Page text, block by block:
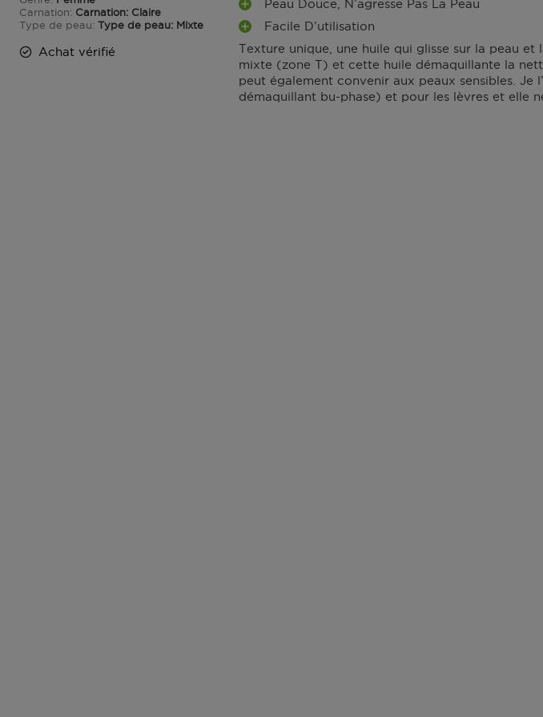
Texture unique, une huile qui glisse sur la peau
mixte (zone T) et cette huile démaquillante la
peut également convenir aux peaux sensibles. Je
démaquillant bu-phase) et pour les lèvres et elle
V
A
N
T
A
G
E
A
V
A
A
Peau Douce, N’agresse Pas La Peau
A
V
A
N
T
Facile D’utilisation
N
V
É
N
Carnation
Carnation: Claire
Type de peau Type de peau: Mixte
Achat vérifié